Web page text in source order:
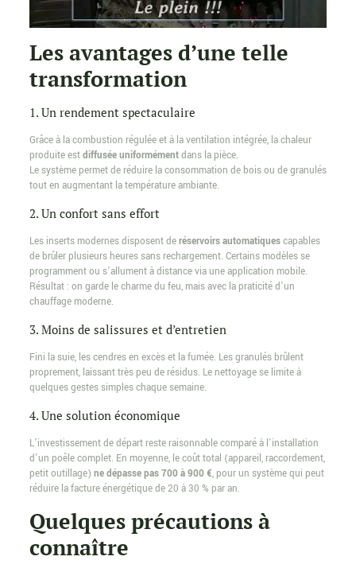
Les avantages d’une telle
transformation
1. Un rendement spectaculaire
Grâce à la combustion régulée et à la ventilation intégrée, la chaleur
produite estdiffusée uniformémentdans la pièce.
Le système permet de réduire la consommation de bois ou de granulés
tout en augmentant la température ambiante.
2. Un confort sans effort
Les inserts modernes disposent deréservoirs automatiquescapables
de brûler plusieurs heures sans rechargement. Certains modèles se
programment ou s’allument à distance via une application mobile.
Résultat : on garde le charme du feu, mais avec la praticité d’un
chauffage moderne.
3. Moins de salissures et d’entretien
Fini la suie, les cendres en excès et la fumée. Les granulés brûlent
proprement, laissant très peu de résidus. Le nettoyage se limite à
quelques gestes simples chaque semaine.
4. Une solution économique
L’investissement de départ reste raisonnable comparé à l’installation
d’un poêle complet. En moyenne, le coût total (appareil, raccordement,
petit outillage) ne dépasse pas 700 à 900 €, pour un système qui peut
réduire la facture énergétique de 20 à 30 % par an.
Quelques précautions à
connaître